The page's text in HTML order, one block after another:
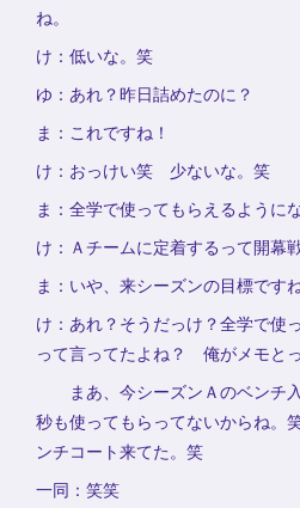
ね。
け：低いな。笑
ゆ：あれ？昨日詰めたのに？
ま：これですね！
け：おっけい笑 少ないな。笑
ま：全学で使ってもらえるように
け：Ａチームに定着するって開幕
ま：いや、来シーズンの目標です
け：あれ？そうだっけ？全学で使
って言ってたよね？ 俺がメモと
まあ、今シーズンＡのベンチ
秒も使ってもらってないからね
ンチコート来てた。笑
一同：笑笑